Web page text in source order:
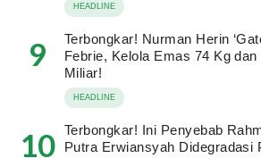
HEADLINE
9
Terbongkar! Nurman Herin
Febrie, Kelola Emas 74 Kg
Miliar!
HEADLINE
10 Terbongkar! Ini Penyebab
Putra Erwiansyah Didegradasi